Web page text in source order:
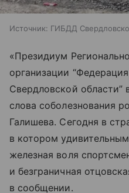
Источник: ГИБДД
«Президиум
организации
Свердловской области”
слова соболезнования
Галишева. Сегодня в
в котором
железная воля
и безграничная
в сообщении.